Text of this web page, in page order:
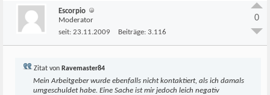
Escorpio
Moderator
seit: 23.11.2009 Beiträge: 3.116
0
Zitat von Ravemaster84
Mein Arbeitgeber wurde ebenfalls nicht kontaktiert, als ich damals
umgeschuldet habe. Eine Sache ist mir jedoch leich negativ